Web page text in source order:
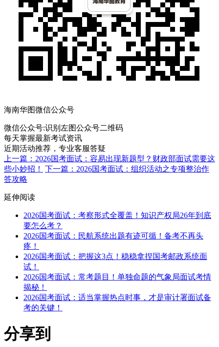
海南华图微信公众号
微信公众号:识别左图公众号二维码
每天掌握最新考试资讯
近期活动推荐，专业客服答疑
上一篇：2026国考面试：容易出现新题型？财政部面试需要这
些小妙招！
下一篇：2026国考面试：组织活动之专项整治作
答攻略
延伸阅读
2026国考面试：考察形式全覆盖！知识产权局26年到底
要怎么考？
2026国考面试：民航系统出题有迹可循！备考不再头
疼！
2026国考面试：把握这3点！稳稳拿捏国考邮政系统面
试！
2026国考面试：常考题目！单独命题的气象局面试考情
揭秘！
2026国考面试：适当掌握热点时事，才是审计署面试备
考的关键！
分享到